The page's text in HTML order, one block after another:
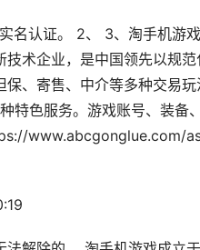
名认证。 2、 3、淘手机游
技术企业，是中国领先以规
、寄售、中介等多种交易
种特色服务。游戏账号、装
www.abcgonglue.com/